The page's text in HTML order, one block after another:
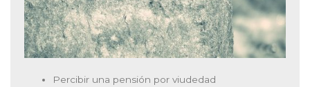
Percibir una pensión por viudedad